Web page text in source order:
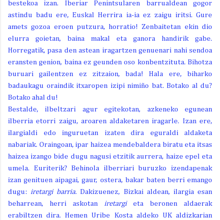
bestekoa izan. Iberiar Penintsularen barrualdean gogor
astindu badu ere, Euskal Herrira ia-ia ez zaigu iritsi. Gure
amets gozoa eroen putzura, horratio! Zenbaitetan ekin dio
elurra goietan, baina makal eta ganora handirik gabe.
Horregatik, pasa den astean iragartzen genuenari nahi sendoa
eransten genion, baina ez geunden oso konbentzituta. Bihotza
buruari gailentzen ez zitzaion, bada! Hala ere, biharko
badaukagu oraindik itxaropen izipi nimiño bat. Botako al du?
Botako ahal du!
Bestalde, ilbeltzari agur egitekotan, azkeneko egunean
ilberria etorri zaigu, aroaren aldaketaren iragarle. Izan ere,
ilargialdi edo inguruetan izaten dira eguraldi aldaketa
nabariak. Oraingoan, ipar haizea mendebaldera biratu eta itsas
haizea izango bide dugu nagusi etzitik aurrera, haize epel eta
umela. Euriterik? Behinola ilberriari buruzko izendapenak
izan genituen aipagai, gaur, ostera, bakar baten berri emango
dugu: iretargi barria. Dakizuenez, Bizkai aldean, ilargia esan
beharrean, herri askotan iretargi eta beronen aldaerak
erabiltzen dira. Hemen Uribe Kosta aldeko UK aldizkarian